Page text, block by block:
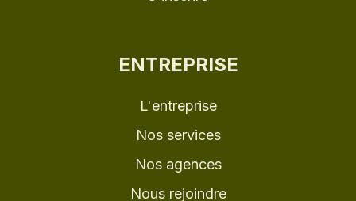
ENTREPRISE
L'entreprise
Nos services
Nos agences
Nous rejoindre